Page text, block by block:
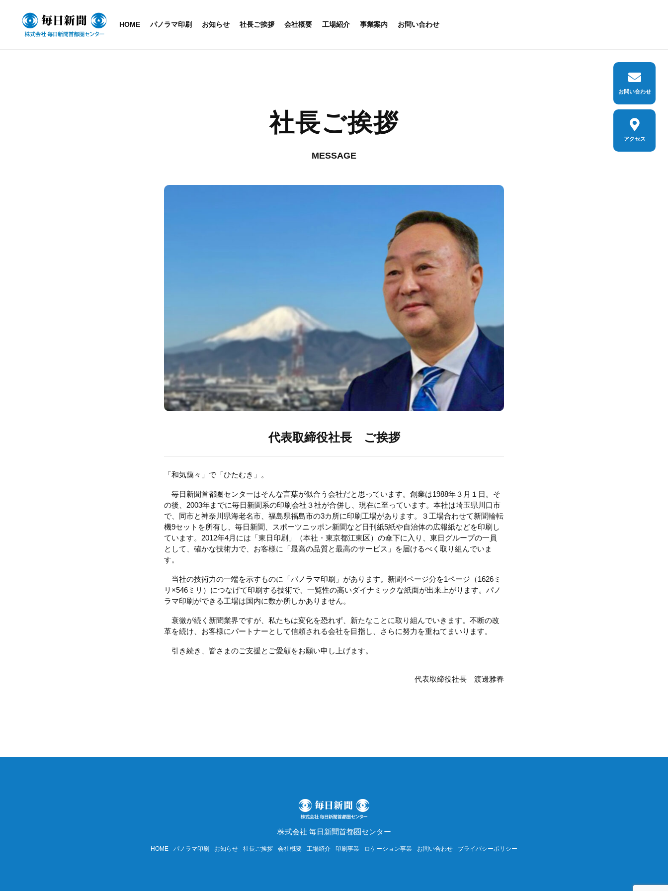
HOME パノラマ印刷 お知らせ 社長ご挨拶 会社概要 工場紹介 事業案内 お問い合わせ
社長ご挨拶
MESSAGE
代表取締役社長 ご挨拶
「和気藹々」で「ひたむき」。
毎日新聞首都圏センターはそんな言葉が似合う会社だと思っています。創業は1988年３月１日。そ
の後、2003年までに毎日新聞系の印刷会社３社が合併し、現在に至っています。本社は埼玉県川口市
で、同市と神奈川県海老名市、福島県福島市の3カ所に印刷工場があります。３工場合わせて新聞輪転
機9セットを所有し、毎日新聞、スポーツニッポン新聞など日刊紙5紙や自治体の広報紙などを印刷し
ています。2012年4月には「東日印刷」（本社・東京都江東区）の傘下に入り、東日グループの一員
として、確かな技術力で、お客様に「最高の品質と最高のサービス」を届けるべく取り組んでいま
す。
当社の技術力の一端を示すものに「パノラマ印刷」があります。新聞4ページ分を1ページ（1626ミ
リ×546ミリ）につなげて印刷する技術で、一覧性の高いダイナミックな紙面が出来上がります。パノ
ラマ印刷ができる工場は国内に数か所しかありません。
衰微が続く新聞業界ですが、私たちは変化を恐れず、新たなことに取り組んでいきます。不断の改
革を続け、お客様にパートナーとして信頼される会社を目指し、さらに努力を重ねてまいります。
引き続き、皆さまのご支援とご愛顧をお願い申し上げます。
代表取締役社長 渡邊雅春
株式会社 毎日新聞首都圏センター
HOME パノラマ印刷 お知らせ 社長ご挨拶 会社概要 工場紹介 印刷事業 ロケーション事業 お問い合わせ プライバシーポリシー
お問い合わせ
アクセス